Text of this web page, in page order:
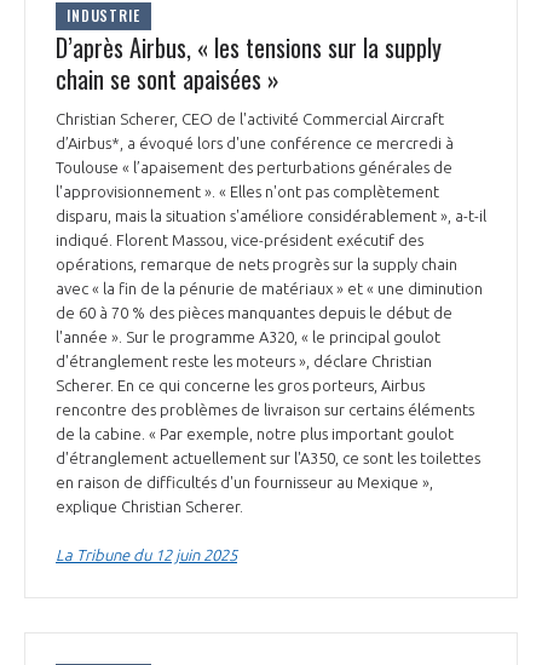
PRENDRE CONTACT AVEC LE MÉDIATEUR DE LA FILIÈRE
LES ENJEUX
COMPÉTITIVITÉ
EMPLOI & FORMATION
ENVIRONNEMENT
INNOVATION
INTERNATIONALISATION
LES PUBLICATIONS
DOCUMENTS & BROCHURES
RAPPORTS D'ACTIVITÉS
INDUSTRIE
D’après Airbus, « les tensions sur la supply
chain se sont apaisées »
Christian Scherer, CEO de l'activité Commercial Aircraft
d’Airbus*, a évoqué lors d'une conférence ce mercredi à
Toulouse « l’apaisement des perturbations générales de
l'approvisionnement ». « Elles n'ont pas complètement
disparu, mais la situation s'améliore considérablement », a-t-il
indiqué. Florent Massou, vice-président exécutif des
opérations, remarque de nets progrès sur la supply chain
avec « la fin de la pénurie de matériaux » et « une diminution
de 60 à 70 % des pièces manquantes depuis le début de
l'année ». Sur le programme A320, « le principal goulot
d'étranglement reste les moteurs », déclare Christian
Scherer. En ce qui concerne les gros porteurs, Airbus
rencontre des problèmes de livraison sur certains éléments
de la cabine. « Par exemple, notre plus important goulot
d'étranglement actuellement sur l'A350, ce sont les toilettes
en raison de difficultés d'un fournisseur au Mexique »,
explique Christian Scherer.
La Tribune du 12 juin 2025